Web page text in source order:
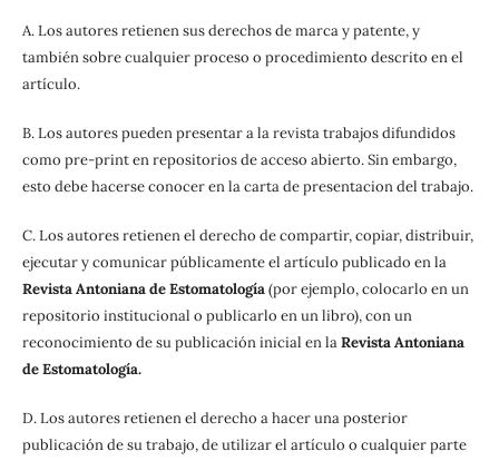
A. Los autores retienen sus derechos de marca y patente, y
también sobre cualquier proceso o procedimiento descrito en el
artículo.
B. Los autores pueden presentar a la revista trabajos difundidos
como pre-print en repositorios de acceso abierto. Sin embargo,
esto debe hacerse conocer en la carta de presentacion del trabajo.
C. Los autores retienen el derecho de compartir, copiar, distribuir,
ejecutar y comunicar públicamente el artículo publicado en la
Revista Antoniana de Estomatología(por ejemplo, colocarlo en un
repositorio institucional o publicarlo en un libro), con un
reconocimiento de su publicación inicial en laRevista Antoniana
de Estomatología.
D. Los autores retienen el derecho a hacer una posterior
publicación de su trabajo, de utilizar el artículo o cualquier parte